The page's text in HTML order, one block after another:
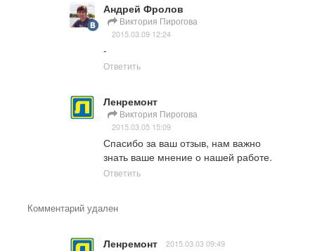
Андрей Фролов
Виктория Пирогова
2015.03.09 12:24
-
Ответить
Ленремонт
Виктория Пирогова
2015.03.05 15:09
Спасибо за ваш отзыв, нам важно
знать ваше мнение о нашей работе.
Ответить
Комментарий удален
Ленремонт 2015.03.03 09:49